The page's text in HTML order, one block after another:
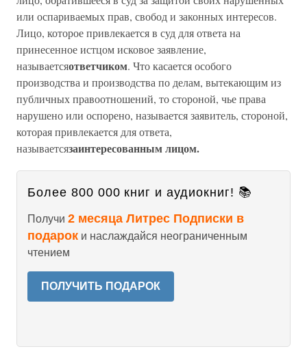
или оспариваемых прав, свобод и законных интересов.
Лицо, которое привлекается в суд для ответа на
принесенное истцом исковое заявление,
называетсяответчиком. Что касается особого
производства и производства по делам, вытекающим из
публичных правоотношений, то стороной, чье права
нарушено или оспорено, называется заявитель, стороной,
которая привлекается для ответа,
называетсязаинтересованным лицом.
Более 800 000 книг и аудиокниг! 📚
Получи 2 месяца Литрес Подписки в
подарок и наслаждайся неограниченным
чтением
ПОЛУЧИТЬ ПОДАРОК